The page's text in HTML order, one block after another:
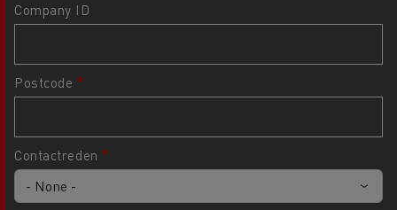
Company ID
Postcode
Contactreden